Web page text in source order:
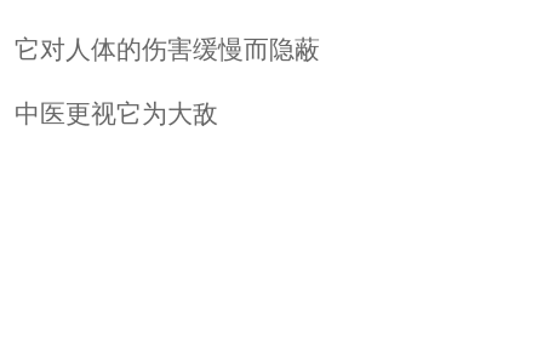
它对人体的伤害缓慢而隐蔽
中医更视它为大敌